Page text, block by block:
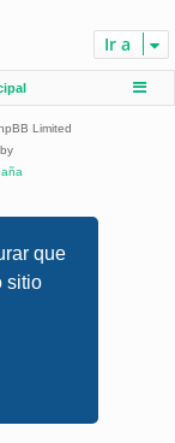
que
sitio
Ir a
Limited